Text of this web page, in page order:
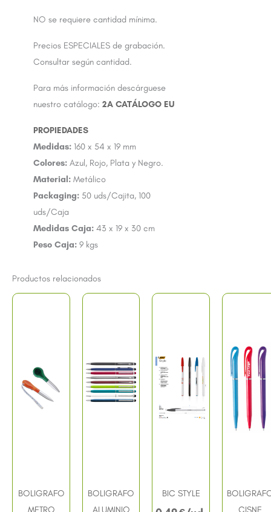
NO se requiere cantidad mínima.
Precios ESPECIALES de grabación.
Consultar según cantidad.
Para más información descárguese
nuestro catálogo: 2A CATÁLOGO EU
Medidas: 160 x 54 x 19 mm
Colores: Azul, Rojo, Plata y Negro.
Material: Metálico
Packaging: 50 uds/Cajita, 100
uds/Caja
Medidas Caja: 43 x 19 x 30 cm
Peso Caja: 9 kgs
Productos relacionados
BOLIGRAFO
METRO
BOLIGRAFO
ALUMINIO
BIC STYLE
CISNE